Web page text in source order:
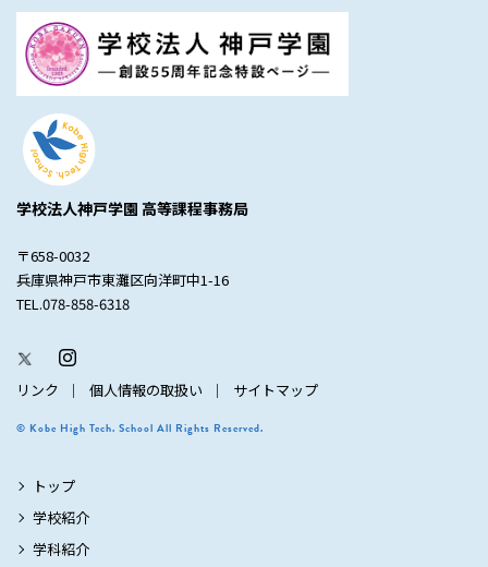
学校法人神戸学園 高等課程事務局
〒658-0032
兵庫県神戸市東灘区向洋町中1-16
TEL.078-858-6318
リンク 個人情報の取扱い サイトマップ
© Kobe High Tech. School All Rights Reserved.
トップ
学校紹介
学科紹介